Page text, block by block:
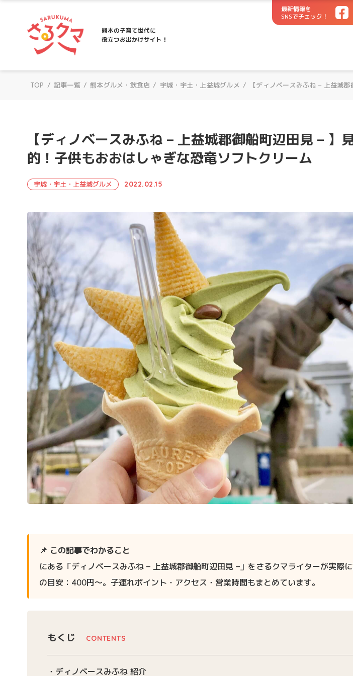
さるクマ-さるこう、熊本-｜熊本の子育て世代に役立つお出かけサイト！
熊本の子育て世代に
役立つお出かけサイト！
最新情報を
SNSでチェック！
TOP / 記事一覧 / 熊本グルメ・飲食店 / 宇城・宇土・上益城グルメ / 【ディノベースみふね – 上益城
【ディノベースみふね – 上益城郡御船町辺田見 – 】
的！子供もおおはしゃぎな恐竜ソフトクリーム
宇城・宇土・上益城グルメ 2022.02.15
📌 この記事でわかること
にある「ディノベースみふね – 上益城郡御船町辺田見 –」をさるクマライターが実際
の目安：400円〜。子連れポイント・アクセス・営業時間もまとめています。
もくじ
ディノベースみふね 紹介